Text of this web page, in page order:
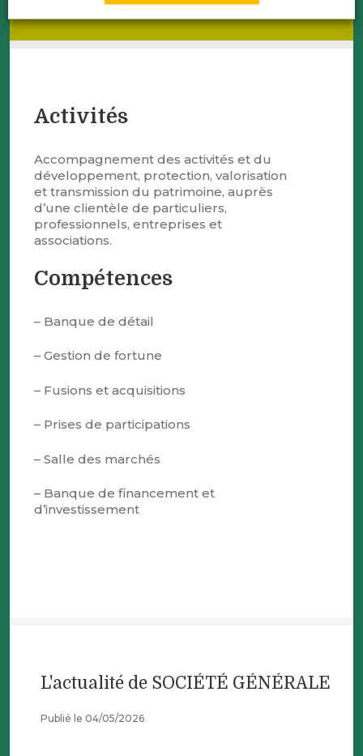
ludovic.dalstein@socgen.com
Activités
Accompagnement des activités et du
développement, protection, valorisation
et transmission du patrimoine, auprès
d’une clientèle de particuliers,
professionnels, entreprises et
associations.
Compétences
– Banque de détail
– Gestion de fortune
– Fusions et acquisitions
– Prises de participations
– Salle des marchés
– Banque de financement et
d’investissement
L'actualité de SOCIÉTÉ GÉNÉRALE
Publié le 04/05/2026